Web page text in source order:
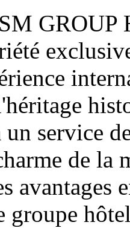
GROUP
service
de la
avantages
groupe